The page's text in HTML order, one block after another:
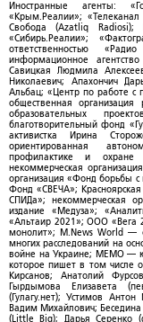
Иностранные агенты:
«Крым.Реалии»;
Свобода (Azatliq Radiosi);
«Сибирь.Реалии»;
ответственностью
информационное
Савицкая Людмила
Николаевич; Апахончич
Альбац; «Центр по работе с
общественная организация
образовательных
благотворительный фонд
активистка Ирина
ориентированная
профилактике и охране
некоммерческая
организация «Фонд борьбы
Фонд «СВЕЧА»;
СПИДа»; некоммерческая
издание «Медуза»;
«Альтаир 2021»; ООО
монолит»; M.News World —
многих расследований на
войне на Украине; МЕМО —
которое пишет в том числе
Кирсанов; Анатолий
Гырдымова Елизавета
(Гулагу.нет); Устимов
Вадим Михайлович; Беседина
(Little Big); Дарья Серенко